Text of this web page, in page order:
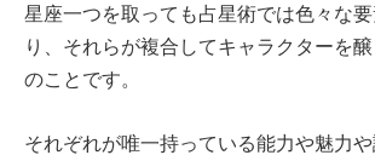
星座一つを取っても占星術では色々な
り、それらが複合してキャラクターを
のことです。
それぞれが唯一持っている能力や魅力